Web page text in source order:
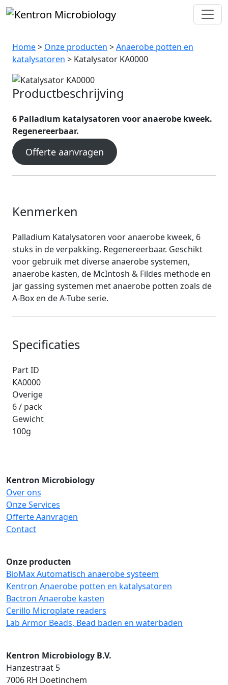
Katalysator KA0000
Home> Onze producten >Anaerobe potten en
katalysatoren > Katalysator KA0000
Productbeschrijving
6 Palladium katalysatoren voor anaerobe kweek.
Regenereerbaar.
Offerte aanvragen
Kenmerken
Palladium Katalysatoren voor anaerobe kweek, 6
stuks in de verpakking. Regenereerbaar. Geschikt
voor gebruik met diverse anaerobe systemen,
anaerobe kasten, de McIntosh & Fildes methode en
jar gassing systemen met anaerobe potten zoals de
A-Box en de A-Tube serie.
Specificaties
Part ID
KA0000
Overige
6 / pack
Gewicht
100g
Kentron Microbiology
Over ons
Onze Services
Offerte Aanvragen
Contact
Onze producten
BioMax Automatisch anaerobe systeem
Kentron Anaerobe potten en katalysatoren
Bactron Anaerobe kasten
Cerillo Microplate readers
Lab Armor Beads, Bead baden en waterbaden
Kentron Microbiology B.V.
Hanzestraat 5
7006 RH Doetinchem